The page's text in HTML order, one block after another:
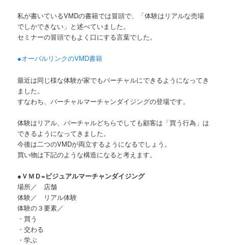
私が書いているVMDの書籍では冒頭で、「体験はリアルな売場
でしかできない」と述べていました。
セミナーの冒頭でもよく口にする言葉でした。
●オーバルリンクのVMD書籍
最近は同じ様な体験が家でもバーチャルにできるようになってき
ました。
すなわち、バーチャルマーチャンダイジングの登場です。
体験はリアル、バーチャルどちらでしても顧客は「買う行為」は
できるようになってきました。
今後は二つのVMDが両立するようになるでしょう。
買い物は下記のような構造になると考えます。
●ＶＭＤ=ビジュアルマーチャンダイジング
場所／ 店舗
体験／ リアル体験
体験の３要素／
・買う
・交わる
・学ぶ